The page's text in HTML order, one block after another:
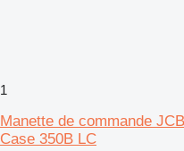
1
Manette de commande
Case 350B LC